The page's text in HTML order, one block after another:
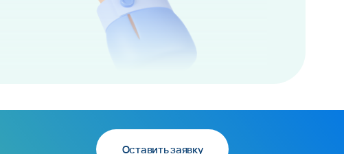
Оставить заявку